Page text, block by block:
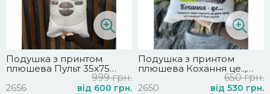
Подушка з принтом
плюшева Пульт 35х75
2656
999 грн.
від 600 грн.
Подушка з принтом
плюшева Кохання це..,
2650
650 грн.
від 530 грн.